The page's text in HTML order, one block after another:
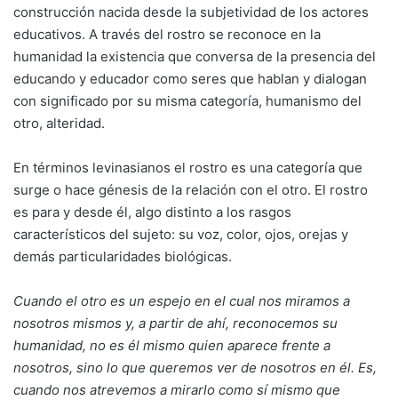
construcción nacida desde la subjetividad de los actores
educativos. A través del rostro se reconoce en la
humanidad la existencia que conversa de la presencia del
educando y educador como seres que hablan y dialogan
con significado por su misma categoría, humanismo del
otro, alteridad.
En términos levinasianos el rostro es una categoría que
surge o hace génesis de la relación con el otro. El rostro
es para y desde él, algo distinto a los rasgos
característicos del sujeto: su voz, color, ojos, orejas y
demás particularidades biológicas.
Cuando el otro es un espejo en el cual nos miramos a
nosotros mismos y, a partir de ahí, reconocemos su
humanidad, no es él mismo quien aparece frente a
nosotros, sino lo que queremos ver de nosotros en él. Es,
cuando nos atrevemos a mirarlo como sí mismo que